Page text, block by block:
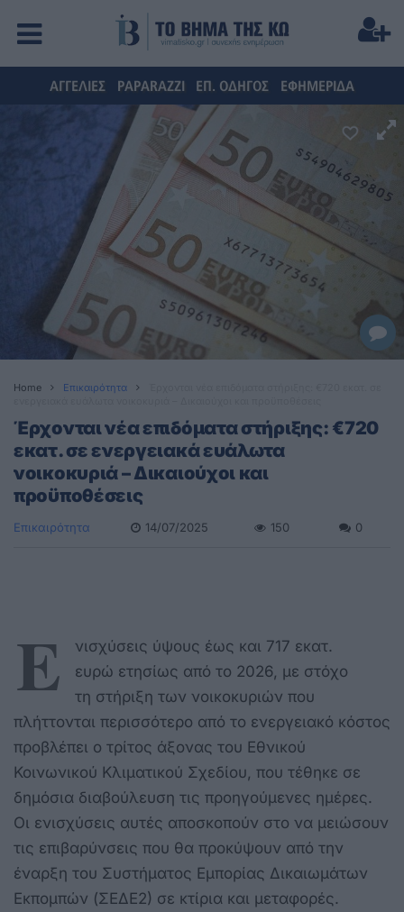
ΑΓΓΕΛΙΕΣ PAPARAZZI ΕΠ. ΟΔΗΓΟΣ ΕΦΗΜΕΡΙΔΑ
Home Επικαιρότητα
Έρχονται νέα επιδόματα στήριξης: €720
εκατ. σε ενεργειακά ευάλωτα
νοικοκυριά – Δικαιούχοι και
προϋποθέσεις
Επικαιρότητα 14/07/2025 150 0
Ε
νισχύσεις ύψους έως και 717 εκατ.
ευρώ ετησίως από το 2026, με στόχο
τη στήριξη των νοικοκυριών που
πλήττονται περισσότερο από το ενεργειακό κόστος
προβλέπει ο τρίτος άξονας του Εθνικού
Κοινωνικού Κλιματικού Σχεδίου, που τέθηκε σε
δημόσια διαβούλευση τις προηγούμενες ημέρες.
Οι ενισχύσεις αυτές αποσκοπούν στο να μειώσουν
τις επιβαρύνσεις που θα προκύψουν από την
έναρξη του Συστήματος Εμπορίας Δικαιωμάτων
Εκπομπών (ΣΕΔΕ2) σε κτίρια και μεταφορές.